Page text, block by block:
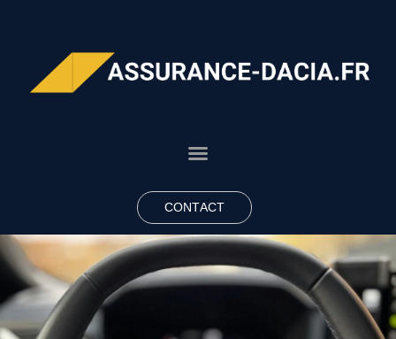
CONTACT